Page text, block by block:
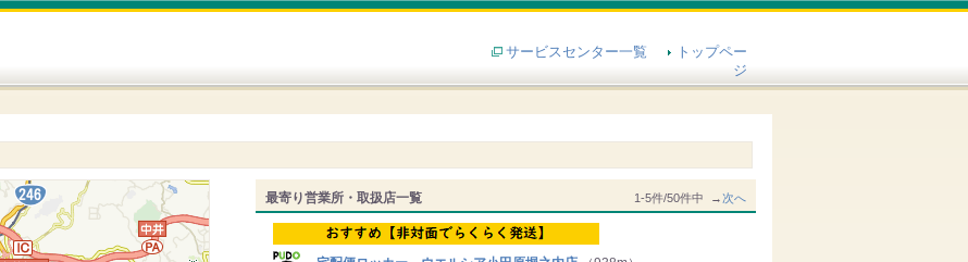
サービスセンター一覧
トップペー
ジ
最寄り営業所・取扱店一覧 1-5件/50件中 →次へ